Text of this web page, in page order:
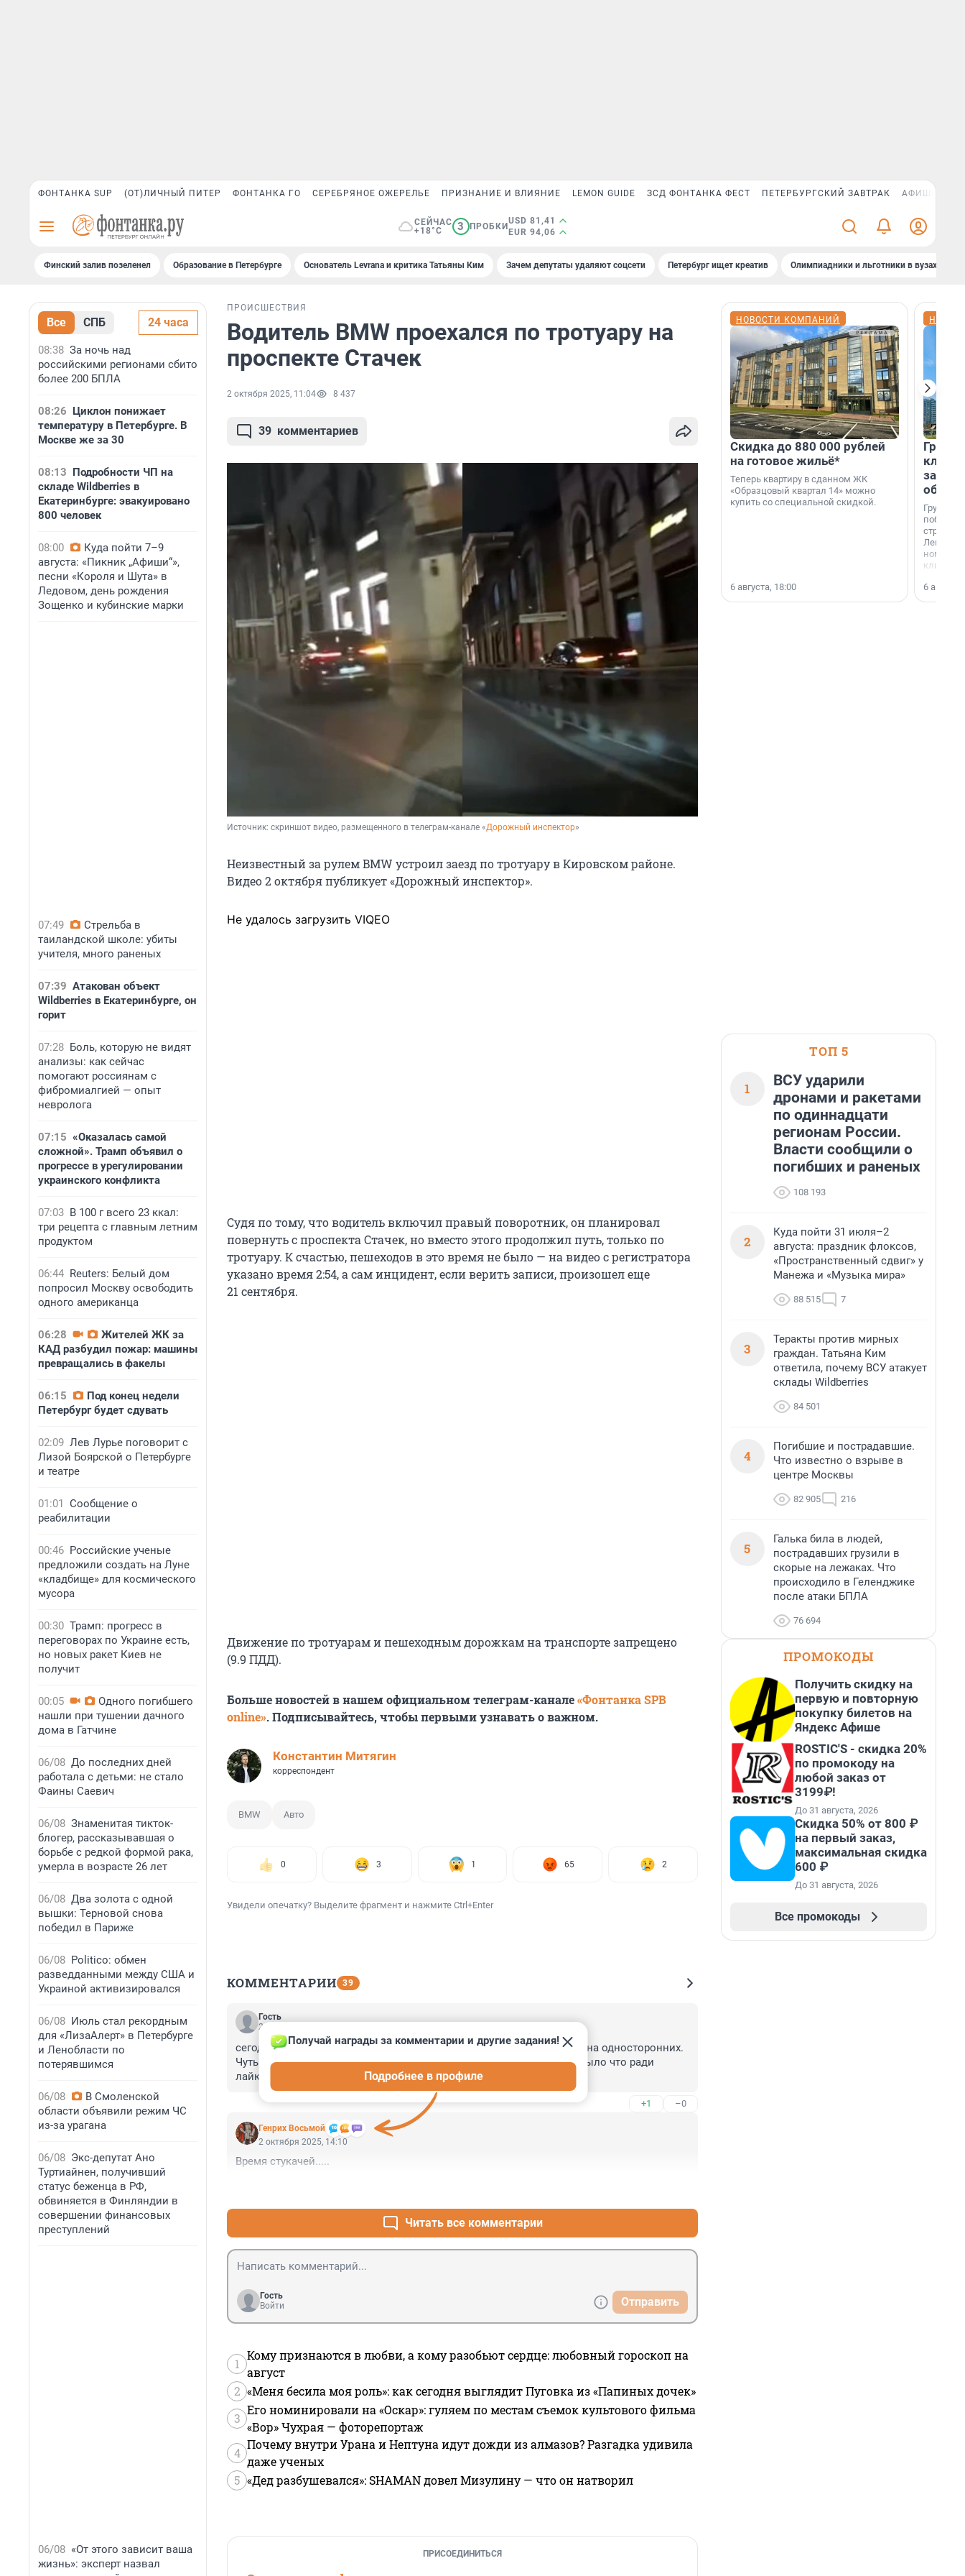
ФОНТАНКА SUP (ОТ)ЛИЧНЫЙ ПИТЕР ФОНТАНКА ГО СЕРЕБРЯНОЕ ОЖЕРЕЛЬЕ ПРИЗНАНИЕ И ВЛИЯНИЕ LEMON GUIDE ЗСД ФОНТАНКА ФЕСТ ПЕТЕРБУРГСКИЙ ЗАВТРАК АФИША PLUS
СЕЙЧАС
+18°C
3 ПРОБКИ
USD 81,41
EUR 94,06
Финский залив позеленел Образование в Петербурге Основатель Levrana и критика Татьяны Ким Зачем депутаты удаляют соцсети Петербург ищет креатив Олимпиадники и льготники в вузах СПб
Все СПБ 24 часа
08:38 За ночь над
российскими регионами сбито
более 200 БПЛА
08:26 Циклон понижает
температуру в Петербурге. В
Москве же за 30
08:13 Подробности ЧП на
складе Wildberries в
Екатеринбурге: эвакуировано
800 человек
08:00
Куда пойти 7–9
августа: «Пикник „Афиши“»,
песни «Короля и Шута» в
Ледовом, день рождения
Зощенко и кубинские марки
07:49
Стрельба в
таиландской школе: убиты
учителя, много раненых
07:39 Атакован объект
Wildberries в Екатеринбурге, он
горит
07:28 Боль, которую не видят
анализы: как сейчас
помогают россиянам с
фибромиалгией — опыт
невролога
07:15 «Оказалась самой
сложной». Трамп объявил о
прогрессе в урегулировании
украинского конфликта
07:03 В 100 г всего 23 ккал:
три рецепта с главным летним
продуктом
06:44 Reuters: Белый дом
попросил Москву освободить
одного американца
06:28
Жителей ЖК за
КАД разбудил пожар: машины
превращались в факелы
06:15
Под конец недели
Петербург будет сдувать
02:09 Лев Лурье поговорит с
Лизой Боярской о Петербурге
и театре
01:01 Сообщение о
реабилитации
00:46 Российские ученые
предложили создать на Луне
«кладбище» для космического
мусора
00:30 Трамп: прогресс в
переговорах по Украине есть,
но новых ракет Киев не
получит
00:05
Одного погибшего
нашли при тушении дачного
дома в Гатчине
06/08 До последних дней
работала с детьми: не стало
Фаины Саевич
06/08 Знаменитая тикток-
блогер, рассказывавшая о
борьбе с редкой формой рака,
умерла в возрасте 26 лет
06/08 Два золота с одной
вышки: Терновой снова
победил в Париже
06/08 Politico: обмен
разведданными между США и
Украиной активизировался
06/08 Июль стал рекордным
для «ЛизаАлерт» в Петербурге
и Ленобласти по
потерявшимся
06/08
В Смоленской
области объявили режим ЧС
из-за урагана
06/08 Экс-депутат Ано
Туртиайнен, получивший
статус беженца в РФ,
обвиняется в Финляндии в
совершении финансовых
преступлений
06/08 «От этого зависит ваша
жизнь»: эксперт назвал
ПРОИСШЕСТВИЯ
Водитель BMW проехался по тротуару на
проспекте Стачек
2 октября 2025, 11:04 8 437
39 комментариев
Источник: скриншот видео, размещенного в телеграм-канале «Дорожный инспектор»
Неизвестный за рулем BMW устроил заезд по тротуару в Кировском районе.
Видео2 октябряпубликует «Дорожный инспектор».
Не удалось загрузить VIQEO
Судя по тому, что водитель включил правый поворотник, он планировал
повернуть с проспекта Стачек, но вместо этого продолжил путь, только по
тротуару. К счастью, пешеходов в это время не было — на видео с регистратора
указано время 2:54, а сам инцидент, если верить записи, произошел еще
21 сентября.
Движение по тротуарам и пешеходным дорожкам на транспорте запрещено
(9.9 ПДД).
Больше новостей в нашем официальном телеграм-канале«Фонтанка SPB
online». Подписывайтесь, чтобы первыми узнавать о важном.
Константин Митягин
корреспондент
BMW Авто
0 3 1 65 2
Увидели опечатку? Выделите фрагмент и нажмите Ctrl+Enter
КОММЕНТАРИИ 39
Гость
2 октября 2025, 14:11
сегодня ночью какой-то упоротый гонял на кашкеринге под кирпич на односторонних.
Чуть ДТП не совершил на Большой Монетной. Такое впечатление было что ради
лайков всё было затеяно.
+1 –0
Генрих Восьмой
Получай награды за комментарии и другие задания!
Подробнее в профиле
2 октября 2025, 14:10
Время стукачей.....
Читать все комментарии
Гость
Войти
Отправить
1
Кому признаются в любви, а кому разобьют сердце: любовный гороскоп на
август
2 «Меня бесила моя роль»: как сегодня выглядит Пуговка из «Папиных дочек»
3
Его номинировали на «Оскар»: гуляем по местам съемок культового фильма
«Вор» Чухрая — фоторепортаж
4
Почему внутри Урана и Нептуна идут дожди из алмазов? Разгадка удивила
даже ученых
5 «Дед разбушевался»: SHAMAN довел Мизулину — что он натворил
ПРИСОЕДИНИТЬСЯ
НОВОСТИ КОМПАНИЙ
Скидка до 880 000 рублей
на готовое жильё*
Теперь квартиру в сданном ЖК
«Образцовый квартал 14» можно
купить со специальной скидкой.
6 августа, 18:00
Группа
области».
6
ТОП 5
1
ВСУ ударили
дронами и ракетами
по одиннадцати
регионам России.
Власти сообщили о
погибших и раненых
108 193
2
Куда пойти 31 июля–2
августа: праздник флоксов,
«Пространственный сдвиг» у
Манежа и «Музыка мира»
88 515 7
3
Теракты против мирных
граждан. Татьяна Ким
ответила, почему ВСУ атакует
склады Wildberries
84 501
4
Погибшие и пострадавшие.
Что известно о взрыве в
центре Москвы
82 905 216
5
Галька била в людей,
пострадавших грузили в
скорые на лежаках. Что
происходило в Геленджике
после атаки БПЛА
76 694
ПРОМОКОДЫ
Получить скидку на
первую и повторную
покупку билетов на
Яндекс Афише
ROSTIC'S - скидка 20%
по промокоду на
любой заказ от
3199₽!
До 31 августа, 2026
Скидка 50% от 800 ₽
на первый заказ,
максимальная скидка
600 ₽
До 31 августа, 2026
Все промокоды